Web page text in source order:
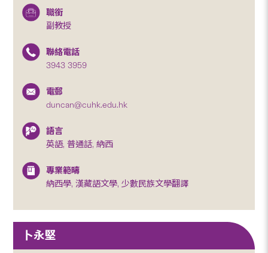
職銜
副教授
聯絡電話
3943 3959
電郵
duncan@cuhk.edu.hk
語言
英語, 普通話, 納西
專業範疇
納西學, 漢藏語文學, 少數民族文學翻譯
卜永堅